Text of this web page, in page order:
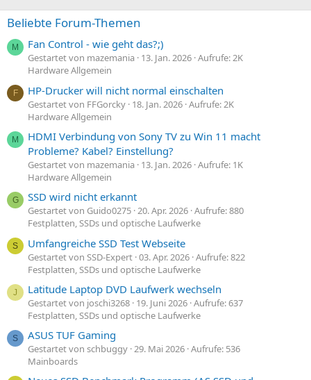
Beliebte Forum-Themen
M Fan Control - wie geht das?;)
Gestartet von mazemania 13. Jan. 2026 Aufrufe: 2K
Hardware Allgemein
F HP-Drucker will nicht normal einschalten
Gestartet von FFGorcky 18. Jan. 2026 Aufrufe: 2K
Hardware Allgemein
M
HDMI Verbindung von Sony TV zu Win 11 macht
Probleme? Kabel? Einstellung?
Gestartet von mazemania 13. Jan. 2026 Aufrufe: 1K
Hardware Allgemein
G SSD wird nicht erkannt
Gestartet von Guido0275 20. Apr. 2026 Aufrufe: 880
Festplatten, SSDs und optische Laufwerke
S Umfangreiche SSD Test Webseite
Gestartet von SSD-Expert 03. Apr. 2026 Aufrufe: 822
Festplatten, SSDs und optische Laufwerke
J Latitude Laptop DVD Laufwerk wechseln
Gestartet von joschi3268 19. Juni 2026 Aufrufe: 637
Festplatten, SSDs und optische Laufwerke
S ASUS TUF Gaming
Gestartet von schbuggy 29. Mai 2026 Aufrufe: 536
Mainboards